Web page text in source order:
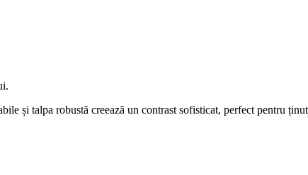
și talpa robustă creează un contrast sofisticat, perfect pentru